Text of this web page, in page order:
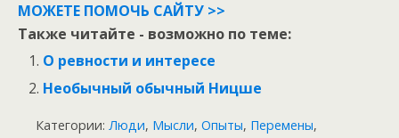
МОЖЕТЕ ПОМОЧЬ САЙТУ >>
Также читайте - возможно по теме:
О ревности и интересе
Необычный обычный Ницше
Категории: Люди, Мысли, Опыты, Перемены,